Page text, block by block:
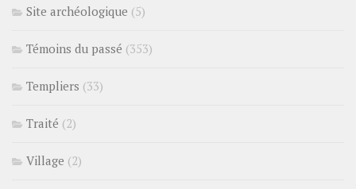
Site archéologique (5)
Témoins du passé (353)
Templiers (33)
Traité (2)
Village (2)